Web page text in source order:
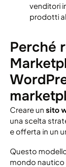
venditori
prodotti
Perché
Creare un sito
una scelta
e offerta in un
Questo
mondo